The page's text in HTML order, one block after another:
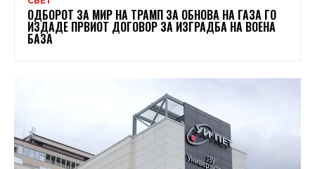
ОДБОРОТ ЗА МИР НА ТРАМП ЗА ОБНОВА НА ГАЗА ГО
ИЗДАДЕ ПРВИОТ ДОГОВОР ЗА ИЗГРАДБА НА ВОЕНА
БАЗА